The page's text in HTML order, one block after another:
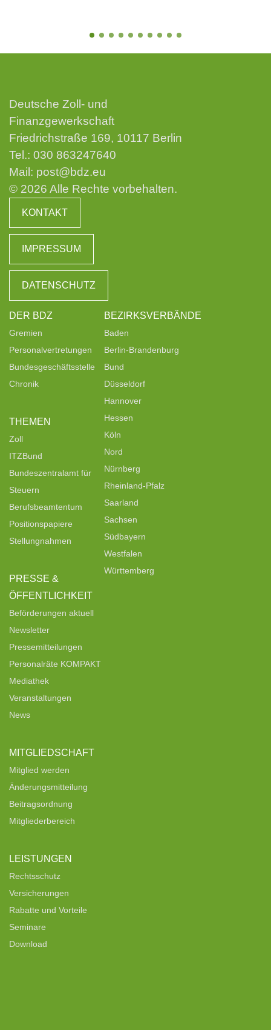
Deutsche Zoll- und
Finanzgewerkschaft
Friedrichstraße 169, 10117 Berlin
Tel.: 030 863247640
Mail: post@bdz.eu
© 2026 Alle Rechte vorbehalten.
KONTAKT
IMPRESSUM
DATENSCHUTZ
DER BDZ
Gremien
Personalvertretungen
Bundesgeschäftsstelle
Chronik
THEMEN
Zoll
ITZBund
Bundeszentralamt für
Steuern
Berufsbeamtentum
Positionspapiere
Stellungnahmen
PRESSE &
ÖFFENTLICHKEIT
Beförderungen aktuell
Newsletter
Pressemitteilungen
Personalräte KOMPAKT
Mediathek
Veranstaltungen
News
MITGLIEDSCHAFT
Mitglied werden
Änderungsmitteilung
Beitragsordnung
Mitgliederbereich
LEISTUNGEN
Rechtsschutz
Versicherungen
Rabatte und Vorteile
Seminare
Download
BEZIRKSVERBÄNDE
Baden
Berlin-Brandenburg
Bund
Düsseldorf
Hannover
Hessen
Köln
Nord
Nürnberg
Rheinland-Pfalz
Saarland
Sachsen
Südbayern
Westfalen
Württemberg